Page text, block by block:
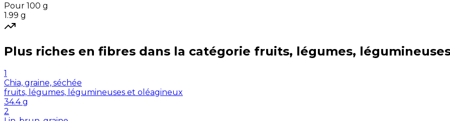
Pour 100 g
1.99 g
Plus riches en fibres dans la catégorie fruits, légumes,
1
Chia, graine, séchée
fruits, légumes, légumineuses et oléagineux
34.4 g
2